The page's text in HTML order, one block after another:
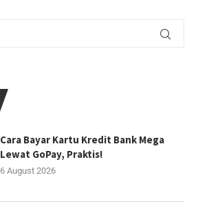
Cara Bayar Kartu Kredit Bank Mega
Lewat GoPay, Praktis!
6 August 2026